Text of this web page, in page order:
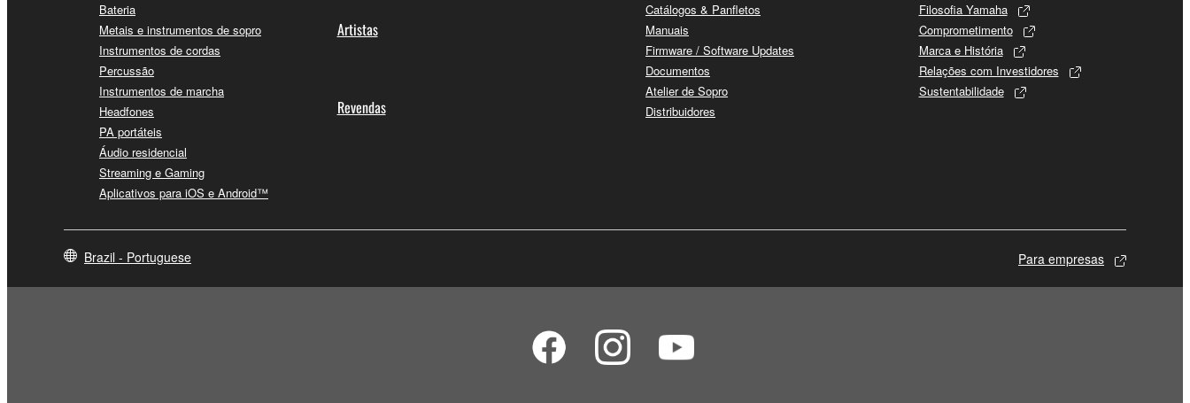
Bateria
Metais e instrumentos de sopro
Instrumentos de cordas
Percussão
Instrumentos de marcha
Headfones
PA portáteis
Áudio residencial
Streaming e Gaming
Aplicativos para iOS e Android™
Artistas
Revendas
Catálogos & Panfletos
Manuais
Firmware / Software Updates
Documentos
Atelier de Sopro
Distribuidores
Filosofia Yamaha
Comprometimento
Marca e História
Relações com Investidores
Sustentabilidade
Brazil - Portuguese Para empresas